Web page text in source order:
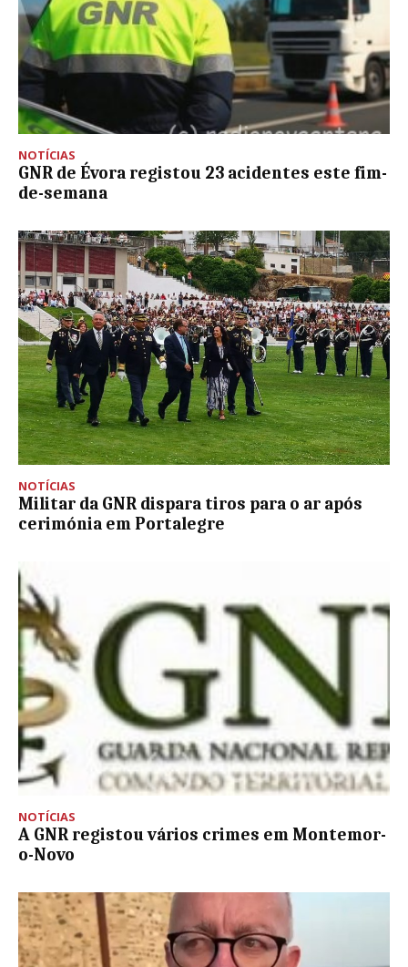
NOTÍCIAS
GNR de Évora registou 23 acidentes este fim-
de-semana
NOTÍCIAS
Militar da GNR dispara tiros para o ar após
cerimónia em Portalegre
NOTÍCIAS
A GNR registou vários crimes em Montemor-
o-Novo